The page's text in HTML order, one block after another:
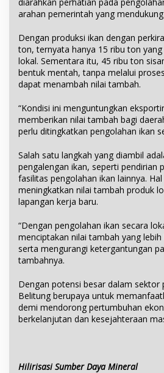
arahan pemerintah yang
Dengan produksi ikan dengan
ton, ternyata hanya 15 ribu ton
lokal. Sementara itu, 45 ribu ton
bentuk mentah, tanpa melalui
dapat menambah nilai tambah.
“Kondisi ini menguntungkan
memberikan nilai tambah bagi
perlu ditingkatkan pengolahan ikan
Salah satu langkah yang diambil
pengalengan ikan, seperti pendirian
fasilitas pengolahan ikan lainnya.
meningkatkan nilai tambah produk
lapangan kerja baru.
“Dengan pengolahan ikan secara
menciptakan nilai tambah yang
serta mengurangi ketergantungan
tambahnya.
Dengan potensi besar dalam sektor
Belitung berupaya untuk
demi mendorong pertumbuhan
berkelanjutan dan kesejahteraan
Hilirisasi Sumber Daya Mineral